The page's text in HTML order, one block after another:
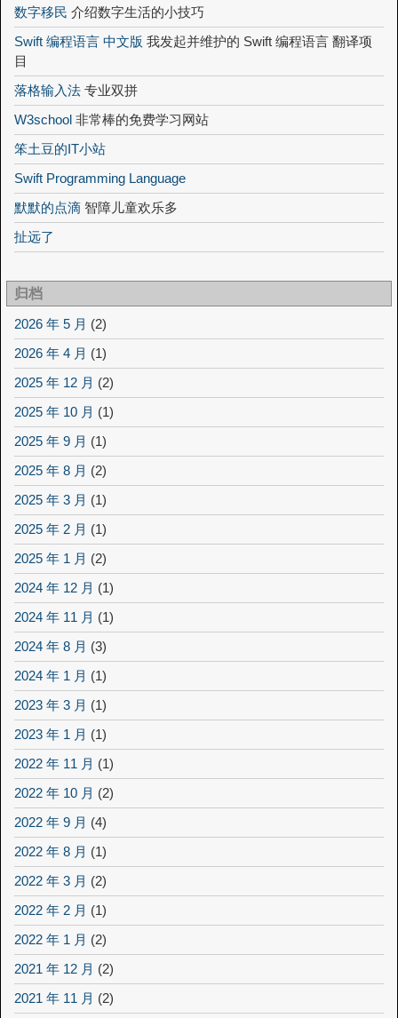
数字移民 介绍数字生活的小技巧
Swift 编程语言 中文版 我发起并维护的 Swift 编程语言 翻译项
目
落格输入法 专业双拼
W3school 非常棒的免费学习网站
笨土豆的IT小站
Swift Programming Language
默默的点滴 智障儿童欢乐多
扯远了
归档
2026 年 5 月 (2)
2026 年 4 月 (1)
2025 年 12 月 (2)
2025 年 10 月 (1)
2025 年 9 月 (1)
2025 年 8 月 (2)
2025 年 3 月 (1)
2025 年 2 月 (1)
2025 年 1 月 (2)
2024 年 12 月 (1)
2024 年 11 月 (1)
2024 年 8 月 (3)
2024 年 1 月 (1)
2023 年 3 月 (1)
2023 年 1 月 (1)
2022 年 11 月 (1)
2022 年 10 月 (2)
2022 年 9 月 (4)
2022 年 8 月 (1)
2022 年 3 月 (2)
2022 年 2 月 (1)
2022 年 1 月 (2)
2021 年 12 月 (2)
2021 年 11 月 (2)